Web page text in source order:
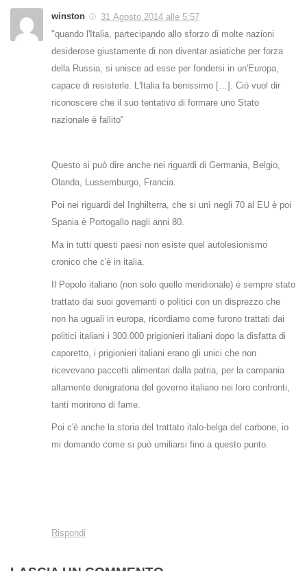
winston
31 Agosto 2014 alle 5:57
"quando l'Italia, partecipando allo sforzo di molte nazioni
desiderose giustamente di non diventar asiatiche per forza
della Russia, si unisce ad esse per fondersi in un'Europa,
capace di resisterle. L'Italia fa benissimo […]. Ciò vuol dir
riconoscere che il suo tentativo di formare uno Stato
nazionale è fallito"
Questo si può dire anche nei riguardi di Germania, Belgio,
Olanda, Lussemburgo, Francia.
Poi nei riguardi del Inghilterra, che si unì negli 70 al EU è poi
Spania è Portogallo nagli anni 80.
Ma in tutti questi paesi non esiste quel autolesionismo
cronico che c'è in italia.
Il Popolo italiano (non solo quello meridionale) è sempre stato
trattato dai suoi governanti o politici con un disprezzo che
non ha uguali in europa, ricordiamo come furono trattati dai
politici italiani i 300.000 prigionieri italiani dopo la disfatta di
caporetto, i prigionieri italiani erano gli unici che non
ricevevano paccetti alimentari dalla patria, per la campania
altamente denigratoria del governo italiano nei loro confronti,
tanti morirono di fame.
Poi c'è anche la storia del trattato italo-belga del carbone, io
mi domando come si può umiliarsi fino a questo punto.
Rispondi